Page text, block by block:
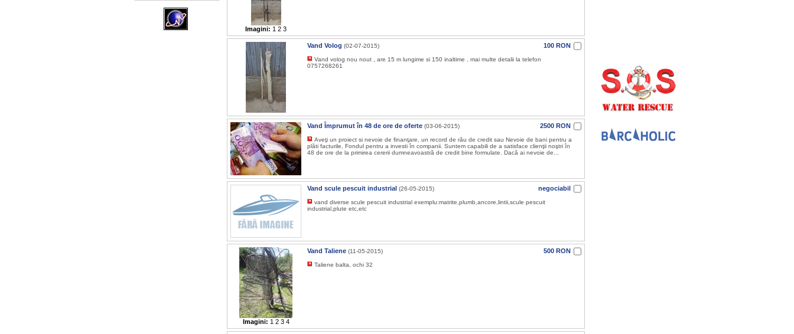
Imagini: 1 2 3
Vand Volog (02-07-2015) 100 RON
Vand volog nou nout , are 15 m lungime si 150 inaltime , mai multe detalii la telefon
0757268261
Vand Împrumut în 48 de ore de oferte (03-06-2015) 2500 RON
Aveţi un proiect si nevoie de finanţare, un record de rău de credit sau Nevoie de bani pentru a
plăti facturile, Fondul pentru a investi în companii. Suntem capabili de a satisface clienţii noştri în
48 de ore de la primirea cererii dumneavoastră de credit bine formulate. Dacă ai nevoie de...
Vand scule pescuit industrial (26-05-2015) negociabil
vand diverse scule pescuit industrial exemplu:matrite,plumb,ancore,lintii,scule pescuit
industrial,plute etc,etc
Imagini: 1 2 3 4
Vand Taliene (11-05-2015) 500 RON
Taliene balta, ochi 32